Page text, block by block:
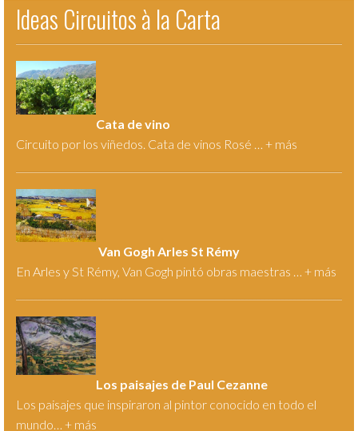
Ideas Circuitos à la Carta
Cata de vino
Circuito por los viñedos. Cata de vinos Rosé … + más
Van Gogh Arles St Rémy
En Arles y St Rémy, Van Gogh pintó obras maestras … + más
Los paisajes de Paul Cezanne
Los paisajes que inspiraron al pintor conocido en todo el
mundo… + más